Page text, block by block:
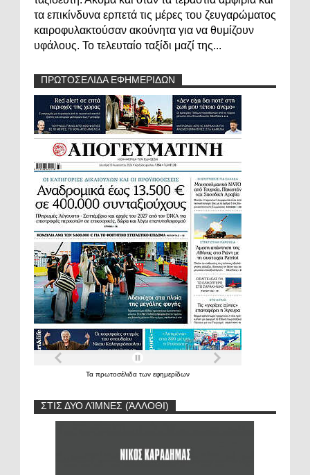
τα επικίνδυνα ερπετά τις μέρες του ζευγαρώματος
καιροφυλακτούσαν ακούνητα για να θυμίζουν
υφάλους. Το τελευταίο ταξίδι μαζί της...
ΠΡΩΤΟΣΕΛΙΔΑ ΕΦΗΜΕΡΙΔΩΝ
Τα πρωτοσέλιδα των εφημερίδων
ΣΤΙΣ ΔΥΟ ΛΊΜΝΕΣ (ΆΛΛΟΘΙ)